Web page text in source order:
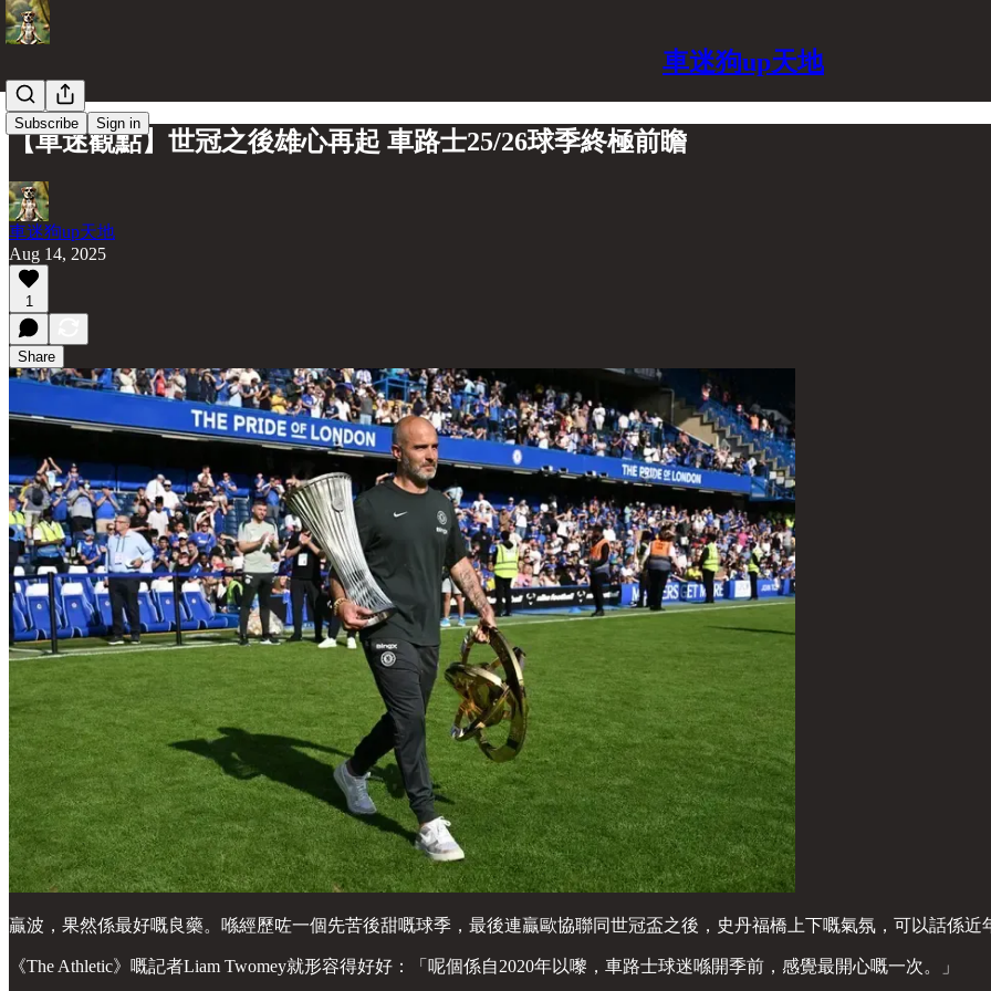
車迷狗up天地
Subscribe Sign in
【車迷觀點】世冠之後雄心再起 車路士25/26球季終極前瞻
車迷狗up天地
Aug 14, 2025
1
Share
贏波，果然係最好嘅良藥。喺經歷咗一個先苦後甜嘅球季，最後連贏歐協聯同世冠盃之後，史丹福橋上下嘅氣氛，可以話係近
《The Athletic》嘅記者Liam Twomey就形容得好好：「呢個係自2020年以嚟，車路士球迷喺開季前，感覺最開心嘅一次。」